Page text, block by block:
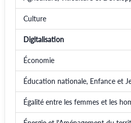
Culture
Digitalisation
Économie
Éducation nationale, Enfance et
Égalité entre les femmes et les